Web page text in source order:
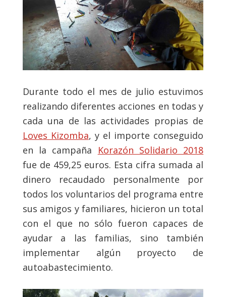
Durante todo el mes de julio estuvimos
realizando diferentes acciones en todas y
cada una de las actividades propias de
Loves Kizomba, y el importe conseguido
en la campaña Korazón Solidario 2018
fue de 459,25 euros. Esta cifra sumada al
dinero recaudado personalmente por
todos los voluntarios del programa entre
sus amigos y familiares, hicieron un total
con el que no sólo fueron capaces de
ayudar a las familias, sino también
implementar algún proyecto de
autoabastecimiento.